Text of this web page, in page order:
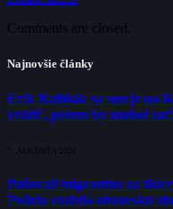
Comments are closed.
Najnovšie články
Erik Kaliňák sa smeje na
vrátiť, potom by mohol
7. AUGUSTA 2026
Pašovali migrantov za
Polícia rozbila obrovskú